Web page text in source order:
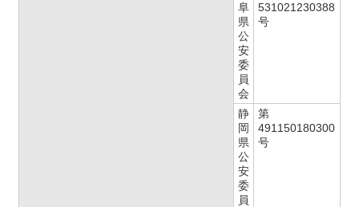
阜
県
公
安
委
員
会
531021230388
号
静
岡
県
公
安
委
員
第
491150180300
号